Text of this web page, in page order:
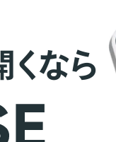
なら